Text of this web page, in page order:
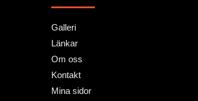
Galleri
Länkar
Om oss
Kontakt
Mina sidor